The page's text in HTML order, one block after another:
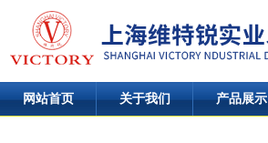
网站首页 关于我们 产品展示